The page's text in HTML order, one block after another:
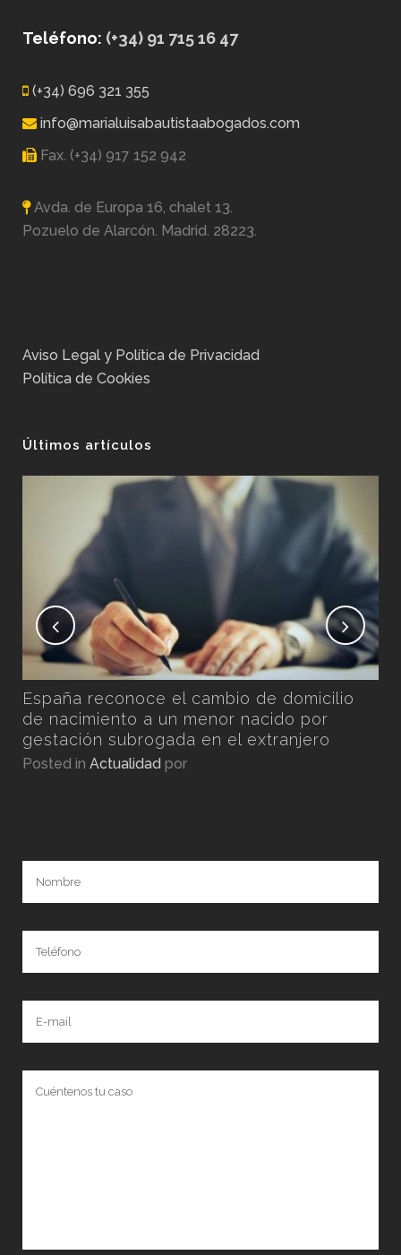
Teléfono: (+34) 91 715 16 47
(+34) 696 321 355
info@marialuisabautistaabogados.com
Fax. (+34) 917 152 942
Avda. de Europa 16, chalet 13.
Pozuelo de Alarcón. Madrid. 28223.
Aviso Legal y Política de Privacidad
Política de Cookies
Últimos artículos
España reconoce el cambio de domicilio
de nacimiento a un menor nacido por
gestación subrogada en el extranjero
Posted in Actualidad por